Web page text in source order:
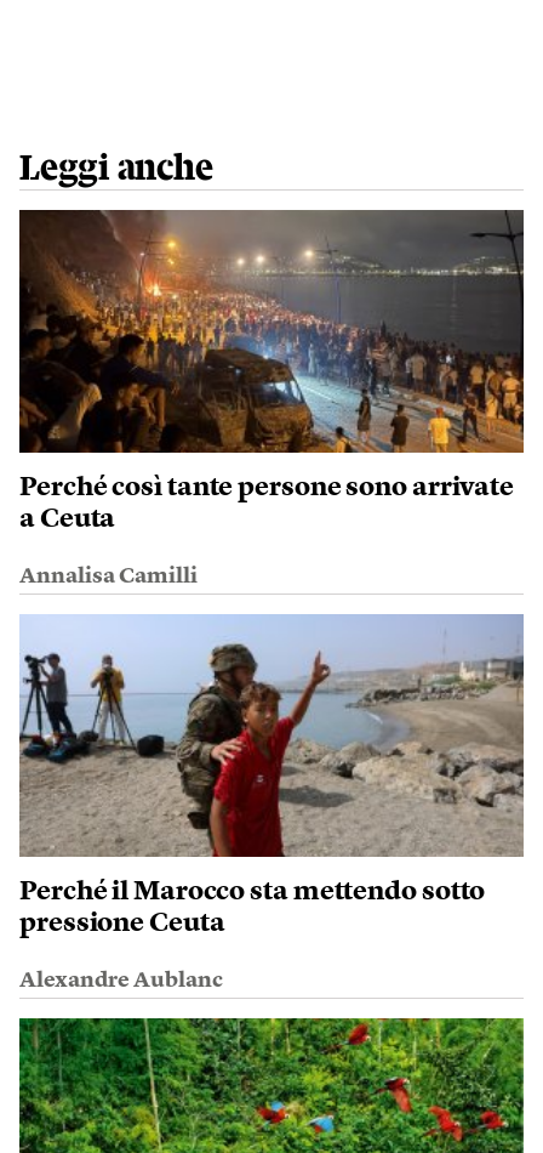
Leggi anche
Perché così tante persone sono arrivate
a Ceuta
Annalisa Camilli
Perché il Marocco sta mettendo sotto
pressione Ceuta
Alexandre Aublanc